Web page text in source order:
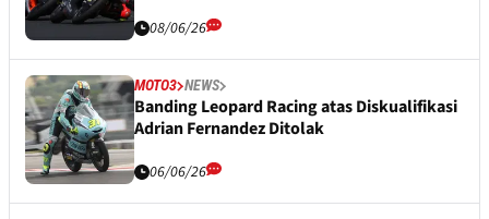
08/06/26
MOTO3 NEWS
Banding Leopard Racing atas Diskualifikasi
Adrian Fernandez Ditolak
06/06/26